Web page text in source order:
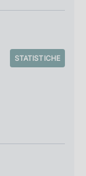
STATISTICHE